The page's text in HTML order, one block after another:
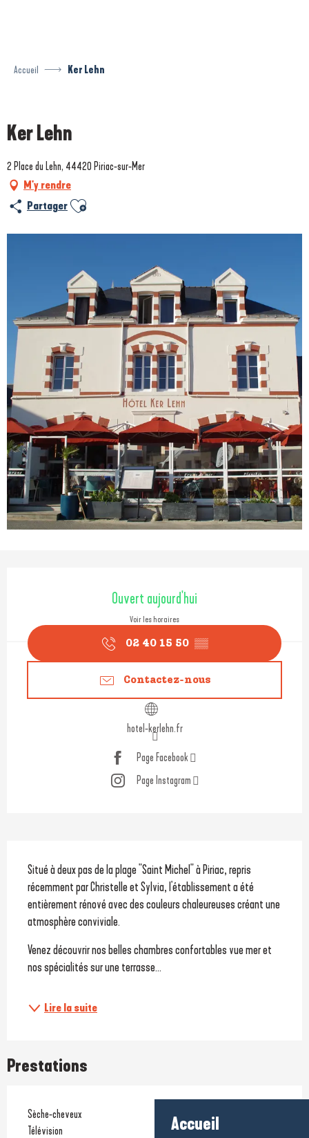
Accueil
Accueil Ker Lehn
Ker Lehn
2 Place du Lehn, 44420 Piriac-sur-Mer
M'y rendre
Partager Ajouter aux favoris
Ouverture et coordonnées
Ouvert aujourd'hui
Voir les horaires
02 40 15 50 ▒▒
Contactez-nous
hotel-kerlehn.fr
Page Facebook
Page Instagram
Description
Situé à deux pas de la plage "Saint Michel" à Piriac, repris
récemment par Christelle et Sylvia, l'établissement a été
entièrement rénové avec des couleurs chaleureuses créant une
atmosphère conviviale.
Venez découvrir nos belles chambres confortables vue mer et
nos spécialités sur une terrasse...
Lire la suite
Prestations
Sèche-cheveux
Télévision